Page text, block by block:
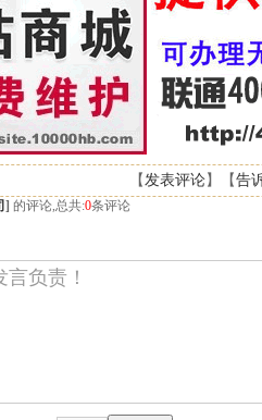
【发表评论】【告
] 的评论,总共:0条评论